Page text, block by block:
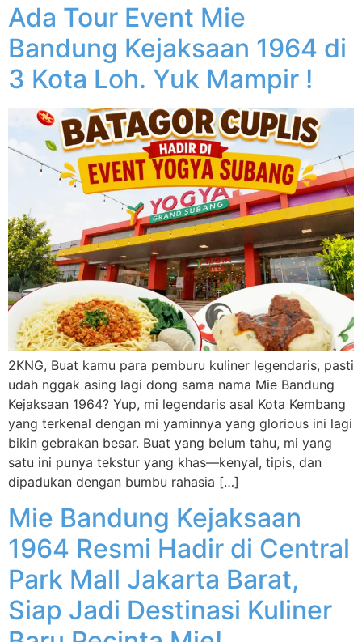
Ada Tour Event Mie
Bandung Kejaksaan 1964 di
3 Kota Loh. Yuk Mampir !
2KNG, Buat kamu para pemburu kuliner legendaris, pasti
udah nggak asing lagi dong sama nama Mie Bandung
Kejaksaan 1964? Yup, mi legendaris asal Kota Kembang
yang terkenal dengan mi yaminnya yang glorious ini lagi
bikin gebrakan besar. Buat yang belum tahu, mi yang
satu ini punya tekstur yang khas—kenyal, tipis, dan
dipadukan dengan bumbu rahasia […]
Mie Bandung Kejaksaan
1964 Resmi Hadir di Central
Park Mall Jakarta Barat,
Siap Jadi Destinasi Kuliner